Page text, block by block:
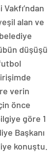
alan ve
düşüşü
verin
önce
göre 1
Başkanı
konuştu.